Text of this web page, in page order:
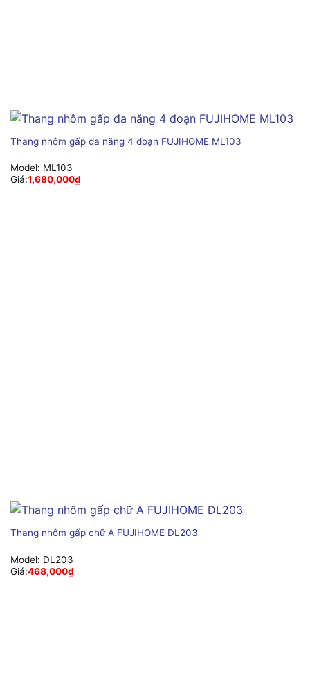
Thang nhôm gấp đa năng 4 đoạn FUJIHOME ML103
Model: ML103
Giá:1,680,000₫
Thang nhôm gấp chữ A FUJIHOME DL203
Model: DL203
Giá:468,000₫